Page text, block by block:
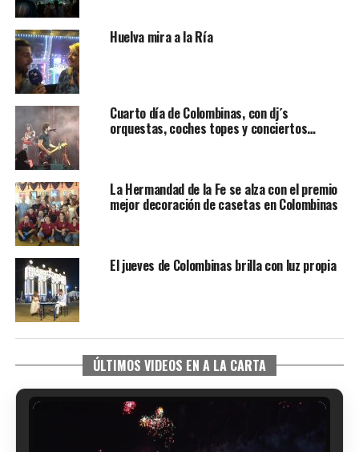
Huelva mira a la Ría
Cuarto día de Colombinas, con dj´s
orquestas, coches topes y conciertos…
La Hermandad de la Fe se alza con el premio
mejor decoración de casetas en Colombinas
El jueves de Colombinas brilla con luz propia
ÚLTIMOS VIDEOS EN A LA CARTA